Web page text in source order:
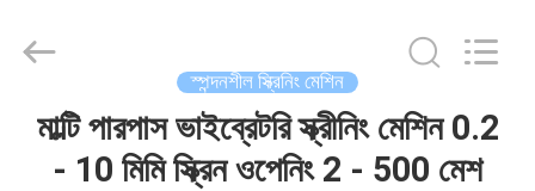
বাড়ি
স্পন্দনশীল স্ক্রিনিং মেশিন
মাল্টি পারপাস ভাইব্রেটরি স্ক্রীনিং মেশিন 0.2
- 10 মিমি স্ক্রিন ওপেনিং 2 - 500 মেশ